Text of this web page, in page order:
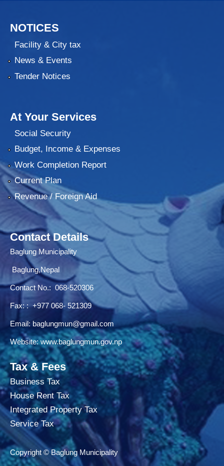
NOTICES
Facility & City tax
News & Events
Tender Notices
At Your Services
Social Security
Budget, Income & Expenses
Work Completion Report
Current Plan
Revenue / Foreign Aid
Contact Details
Baglung Municipality
Baglung,Nepal
Contact No.: 068-520306
Fax: : +977 068- 521309
Email: baglungmun@gmail.com
Website:www.baglungmun.gov.np
Tax & Fees
Business Tax
House Rent Tax
Integrated Property Tax
Service Tax
Copyright © Baglung Municipality